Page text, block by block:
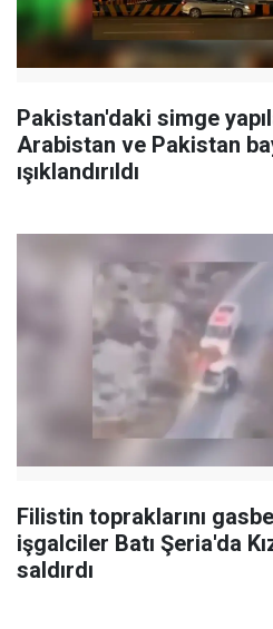
Pakistan'daki simge
Arabistan ve Pakistan
ışıklandırıldı
Filistin topraklarını
işgalciler Batı Şeria'da
saldırdı